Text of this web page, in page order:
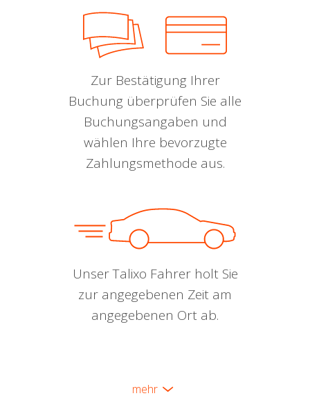
Zur Bestätigung Ihrer
Buchung überprüfen Sie alle
Buchungsangaben und
wählen Ihre bevorzugte
Zahlungsmethode aus.
Unser Talixo Fahrer holt Sie
zur angegebenen Zeit am
angegebenen Ort ab.
mehr